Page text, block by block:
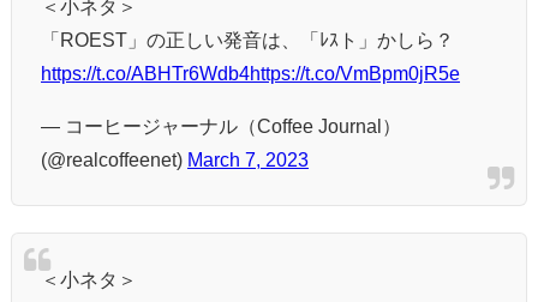
＜小ネタ＞
「ROEST」の正しい発音は、「ﾚｽト」かしら？
https://t.co/ABHTr6Wdb4https://t.co/VmBpm0jR5e
— コーヒージャーナル（Coffee Journal）
(@realcoffeenet) March 7, 2023
＜小ネタ＞